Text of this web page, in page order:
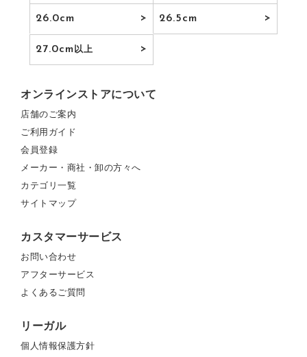
26.0cm 26.5cm
27.0cm 以上
オンラインストアについて
店舗のご案内
ご利用ガイド
会員登録
メーカー・商社・卸の方々へ
カテゴリ一覧
サイトマップ
カスタマーサービス
お問い合わせ
アフターサービス
よくあるご質問
リーガル
個人情報保護方針